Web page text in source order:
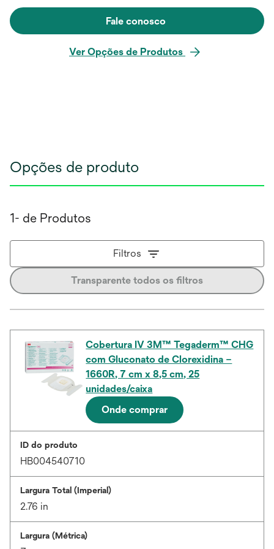
Fale conosco
Ver Opções de Produtos
Opções de produto
1- de Produtos
Filtros
Transparente todos os filtros
Cobertura IV 3M™ Tegaderm™ CHG
com Gluconato de Clorexidina –
1660R, 7 cm x 8,5 cm, 25
unidades/caixa
Onde comprar
ID do produto
HB004540710
Largura Total (Imperial)
2.76 in
Largura (Métrica)